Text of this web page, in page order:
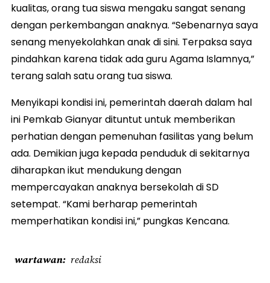
kualitas, orang tua siswa mengaku sangat senang
dengan perkembangan anaknya. “Sebenarnya saya
senang menyekolahkan anak di sini. Terpaksa saya
pindahkan karena tidak ada guru Agama Islamnya,”
terang salah satu orang tua siswa.
Menyikapi kondisi ini, pemerintah daerah dalam hal
ini Pemkab Gianyar dituntut untuk memberikan
perhatian dengan pemenuhan fasilitas yang belum
ada. Demikian juga kepada penduduk di sekitarnya
diharapkan ikut mendukung dengan
mempercayakan anaknya bersekolah di SD
setempat. “Kami berharap pemerintah
memperhatikan kondisi ini,” pungkas Kencana.
wartawan redaksi